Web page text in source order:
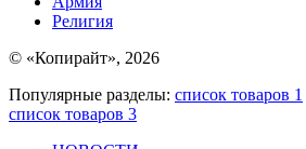
Религия
© «Копирайт», 2026
Популярные разделы: список товаров 1
список товаров 3